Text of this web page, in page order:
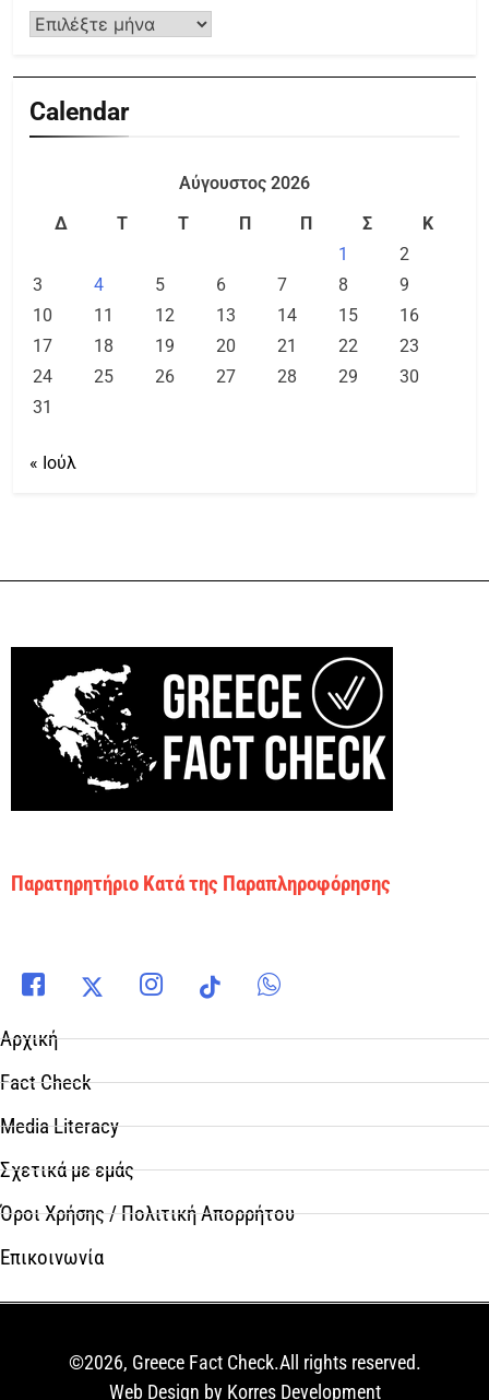
Calendar
Αύγουστος 2026
Δ
Τ Τ Π Π Σ
Κ
1
2
3
4 5 6 7 8
9
10
11 12 13 14 15
16
17
18 19 20 21 22
23
24
25 26 27 28 29
30
31
« Ιούλ
Παρατηρητήριο Κατά της Παραπληροφόρησης
Αρχική
Fact Check
Media Literacy
Σχετικά με εμάς
Όροι Χρήσης / Πολιτική Απορρήτου
Επικοινωνία
©2026, Greece Fact Check.All rights reserved.
Web Design by Korres Development